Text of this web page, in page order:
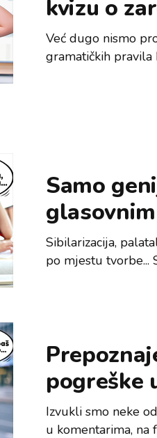
kvizu o
Već dugo nismo
gramatičkih
Samo
Sibilarizacija,
po mjestu tvorbe...
pogreške
Izvukli smo neke
u komentarima, na